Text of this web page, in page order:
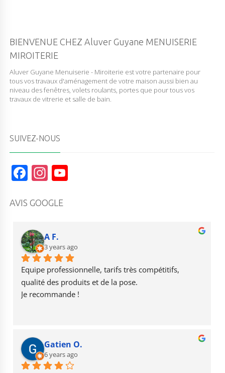
BIENVENUE CHEZ Aluver Guyane MENUISERIE
MIROITERIE
Aluver Guyane Menuiserie - Miroiterie est votre partenaire pour
tous vos travaux d'aménagement de votre maison aussi bien au
niveau des fenêtres, volets roulants, portes que pour tous vos
travaux de vitrerie et salle de bain.
SUIVEZ-NOUS
F
c
b
o
o
k
In
a
r
a
m
b
e
AVIS GOOGLE
A F.
3 years ago
Equipe professionnelle, tarifs très compétitifs,
qualité des produits et de la pose.
Je recommande !
Gatien O.
6 years ago